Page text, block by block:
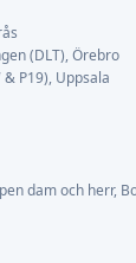
(DLT), Örebro
P19), Uppsala
dam och herr,